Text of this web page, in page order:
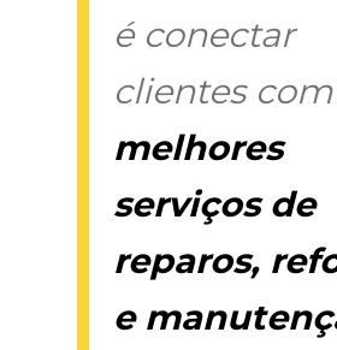
é conectar
clientes com
melhores
serviços de
reparos,
e